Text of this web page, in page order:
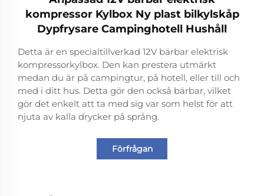
kompressor Kylbox Ny plast bilkylskåp
Dypfrysare Campinghotell Hushåll
Detta är en specialtillverkad 12V bärbar elektrisk
kompressorkylbox. Den kan prestera utmärkt
medan du är på campingtur, på hotell, eller till och
med i ditt hus. Detta gör den också bärbar, vilket
gör det enkelt att ta med sig var som helst för att
njuta av kalla drycker på språng.
Förfrågan